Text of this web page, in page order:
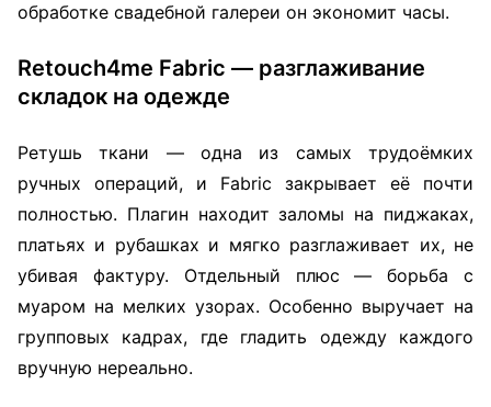
обработке свадебной галереи он экономит часы.
Retouch4me Fabric — разглаживание
складок на одежде
Ретушь ткани — одна из самых трудоёмких
ручных операций, и Fabric закрывает её почти
полностью. Плагин находит заломы на пиджаках,
платьях и рубашках и мягко разглаживает их, не
убивая фактуру. Отдельный плюс — борьба с
муаром на мелких узорах. Особенно выручает на
групповых кадрах, где гладить одежду каждого
вручную нереально.